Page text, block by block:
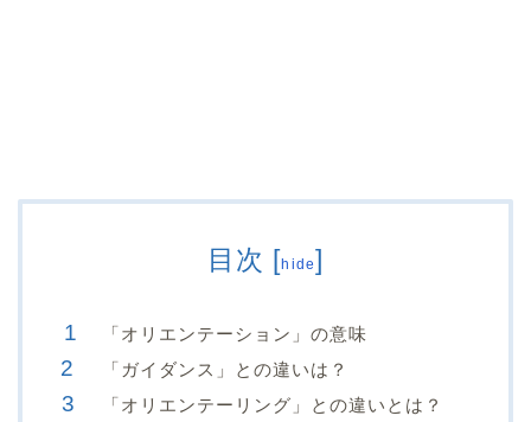
目次 [hide]
「オリエンテーション」の意味
「ガイダンス」との違いは？
「オリエンテーリング」との違いとは？